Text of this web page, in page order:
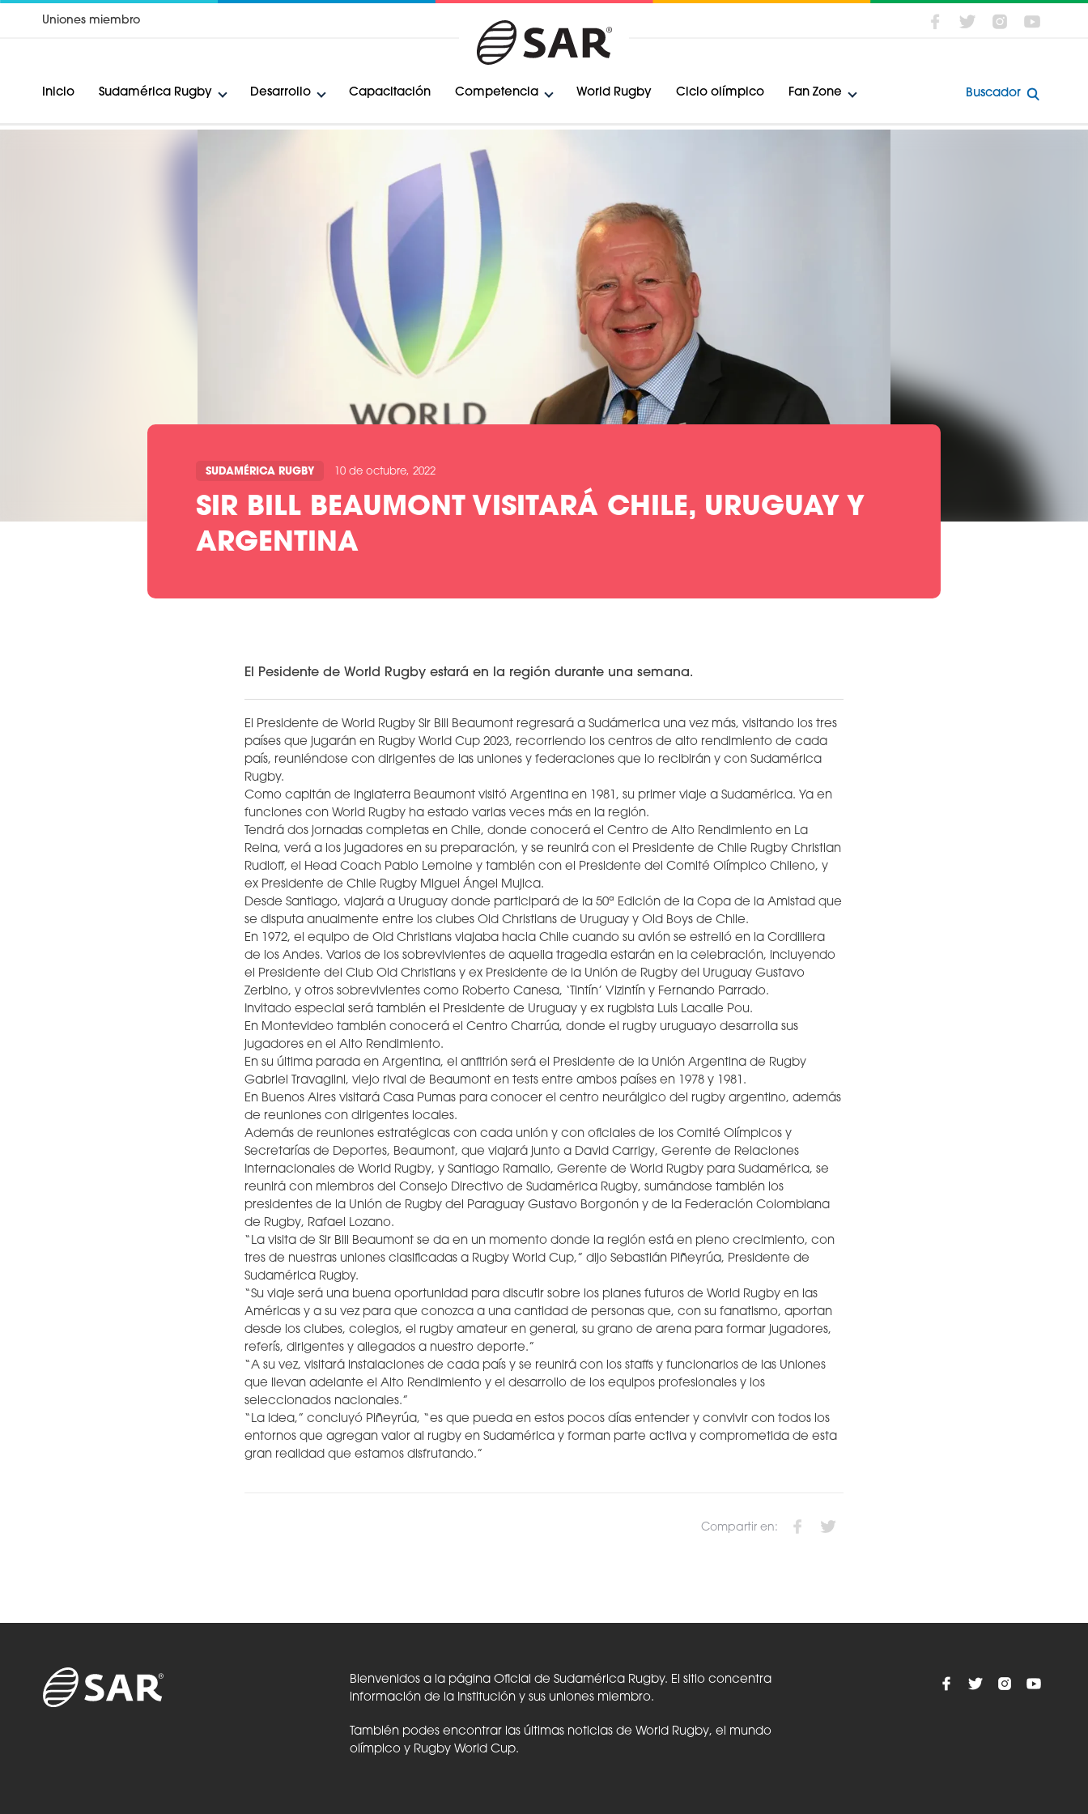
Uniones miembro
Inicio Sudamérica Rugby Desarrollo Capacitación Competencia World Rugby Ciclo olímpico Fan Zone Buscador
SUDAMÉRICA RUGBY 10 de octubre, 2022
SIR BILL BEAUMONT VISITARÁ CHILE, URUGUAY Y
ARGENTINA
El Pesidente de World Rugby estará en la región durante una semana.
El Presidente de World Rugby Sir Bill Beaumont regresará a Sudámerica una vez más, visitando los tres
países que jugarán en Rugby World Cup 2023, recorriendo los centros de alto rendimiento de cada
país, reuniéndose con dirigentes de las uniones y federaciones que lo recibirán y con Sudamérica
Rugby.
Como capitán de Inglaterra Beaumont visitó Argentina en 1981, su primer viaje a Sudamérica. Ya en
funciones con World Rugby ha estado varias veces más en la región.
Tendrá dos jornadas completas en Chile, donde conocerá el Centro de Alto Rendimiento en La
Reina, verá a los jugadores en su preparación, y se reunirá con el Presidente de Chile Rugby Christian
Rudloff, el Head Coach Pablo Lemoine y también con el Presidente del Comité Olímpico Chileno, y
ex Presidente de Chile Rugby Miguel Ángel Mujica.
Desde Santiago, viajará a Uruguay donde participará de la 50ª Edición de la Copa de la Amistad que
se disputa anualmente entre los clubes Old Christians de Uruguay y Old Boys de Chile.
En 1972, el equipo de Old Christians viajaba hacia Chile cuando su avión se estrelló en la Cordillera
de los Andes. Varios de los sobrevivientes de aquella tragedia estarán en la celebración, incluyendo
el Presidente del Club Old Christians y ex Presidente de la Unión de Rugby del Uruguay Gustavo
Zerbino, y otros sobrevivientes como Roberto Canesa, ‘Tintín’ Vizintín y Fernando Parrado.
Invitado especial será también el Presidente de Uruguay y ex rugbista Luis Lacalle Pou.
En Montevideo también conocerá el Centro Charrúa, donde el rugby uruguayo desarrolla sus
jugadores en el Alto Rendimiento.
En su última parada en Argentina, el anfitrión será el Presidente de la Unión Argentina de Rugby
Gabriel Travaglini, viejo rival de Beaumont en tests entre ambos países en 1978 y 1981.
En Buenos Aires visitará Casa Pumas para conocer el centro neurálgico del rugby argentino, además
de reuniones con dirigentes locales.
Además de reuniones estratégicas con cada unión y con oficiales de los Comité Olímpicos y
Secretarías de Deportes, Beaumont, que viajará junto a David Carrigy, Gerente de Relaciones
Internacionales de World Rugby, y Santiago Ramallo, Gerente de World Rugby para Sudamérica, se
reunirá con miembros del Consejo Directivo de Sudamérica Rugby, sumándose también los
presidentes de la Unión de Rugby del Paraguay Gustavo Borgonón y de la Federación Colombiana
de Rugby, Rafael Lozano.
“La visita de Sir Bill Beaumont se da en un momento donde la región está en pleno crecimiento, con
tres de nuestras uniones clasificadas a Rugby World Cup,” dijo Sebastián Piñeyrúa, Presidente de
Sudamérica Rugby.
“Su viaje será una buena oportunidad para discutir sobre los planes futuros de World Rugby en las
Américas y a su vez para que conozca a una cantidad de personas que, con su fanatismo, aportan
desde los clubes, colegios, el rugby amateur en general, su grano de arena para formar jugadores,
referís, dirigentes y allegados a nuestro deporte.”
“A su vez, visitará instalaciones de cada país y se reunirá con los staffs y funcionarios de las Uniones
que llevan adelante el Alto Rendimiento y el desarrollo de los equipos profesionales y los
seleccionados nacionales.”
“La idea,” concluyó Piñeyrúa, “es que pueda en estos pocos días entender y convivir con todos los
entornos que agregan valor al rugby en Sudamérica y forman parte activa y comprometida de esta
gran realidad que estamos disfrutando.”
Compartir en:
Bienvenidos a la página Oficial de Sudamérica Rugby. El sitio concentra
información de la Institución y sus uniones miembro.
También podes encontrar las últimas noticias de World Rugby, el mundo
olímpico y Rugby World Cup.